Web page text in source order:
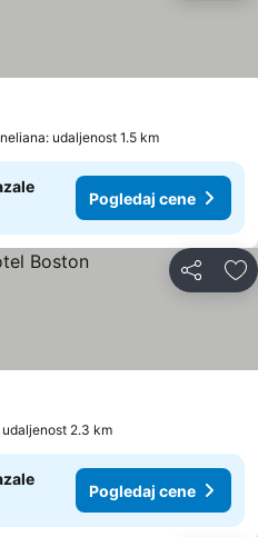
udaljenost 1.5 km
Pogledaj cene
Deli
cene
2.3 km
Pogledaj cene